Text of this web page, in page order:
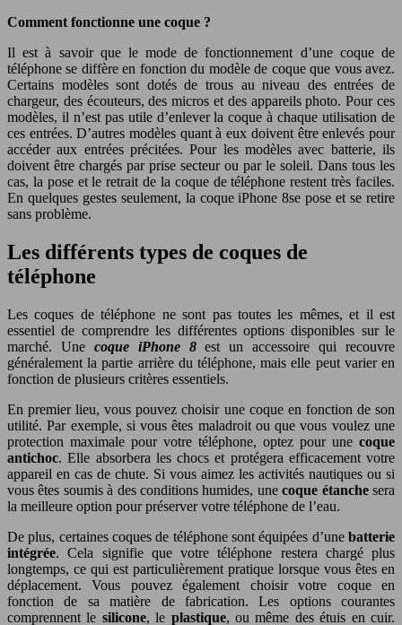
Comment fonctionne une coque ?
Il est à savoir que le mode de fonctionnement d’une coque de
téléphone se diffère en fonction du modèle de coque que vous avez.
Certains modèles sont dotés de trous au niveau des entrées de
chargeur, des écouteurs, des micros et des appareils photo. Pour ces
modèles, il n’est pas utile d’enlever la coque à chaque utilisation de
ces entrées. D’autres modèles quant à eux doivent être enlevés pour
accéder aux entrées précitées. Pour les modèles avec batterie, ils
doivent être chargés par prise secteur ou par le soleil. Dans tous les
cas, la pose et le retrait de la coque de téléphone restent très faciles.
En quelques gestes seulement, la coque iPhone 8se pose et se retire
sans problème.
Les différents types de coques de
téléphone
Les coques de téléphone ne sont pas toutes les mêmes, et il est
essentiel de comprendre les différentes options disponibles sur le
marché. Une coque iPhone 8est un accessoire qui recouvre
généralement la partie arrière du téléphone, mais elle peut varier en
fonction de plusieurs critères essentiels.
En premier lieu, vous pouvez choisir une coque en fonction de son
utilité. Par exemple, si vous êtes maladroit ou que vous voulez une
protection maximale pour votre téléphone, optez pour une coque
antichoc. Elle absorbera les chocs et protégera efficacement votre
appareil en cas de chute. Si vous aimez les activités nautiques ou si
vous êtes soumis à des conditions humides, unecoque étanchesera
la meilleure option pour préserver votre téléphone de l’eau.
De plus, certaines coques de téléphone sont équipées d’une batterie
intégrée. Cela signifie que votre téléphone restera chargé plus
longtemps, ce qui est particulièrement pratique lorsque vous êtes en
déplacement. Vous pouvez également choisir votre coque en
fonction de sa matière de fabrication. Les options courantes
comprennent le silicone, le plastique, ou même des étuis en cuir.